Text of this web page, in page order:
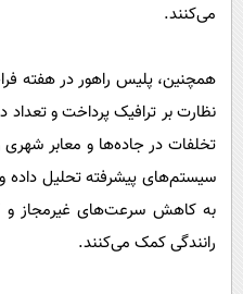
می‌کنند.
همچنین، پلیس راهور در هفته
نظارت بر ترافیک پرداخت و
تخلفات در جاده‌ها و معابر شهری
سیستم‌های پیشرفته تحلیل
به کاهش سرعت‌های غیرمجاز و
رانندگی کمک می‌کنند.